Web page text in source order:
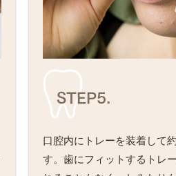
STEP5.
口腔内にトレーを装着して
す。歯にフィットするトレ